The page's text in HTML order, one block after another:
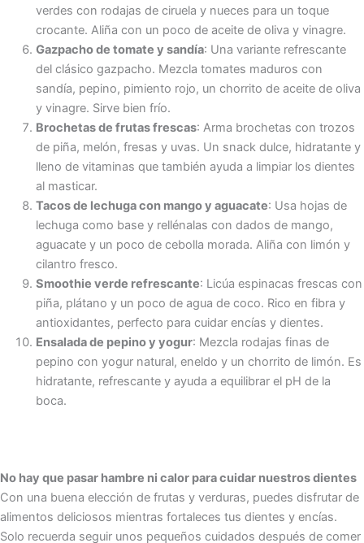
verdes con rodajas de ciruela y nueces para un toque
crocante. Aliña con un poco de aceite de oliva y vinagre.
Gazpacho de tomate y sandía: Una variante refrescante
del clásico gazpacho. Mezcla tomates maduros con
sandía, pepino, pimiento rojo, un chorrito de aceite de oliva
y vinagre. Sirve bien frío.
Brochetas de frutas frescas: Arma brochetas con trozos
de piña, melón, fresas y uvas. Un snack dulce, hidratante y
lleno de vitaminas que también ayuda a limpiar los dientes
al masticar.
Tacos de lechuga con mango y aguacate: Usa hojas de
lechuga como base y rellénalas con dados de mango,
aguacate y un poco de cebolla morada. Aliña con limón y
cilantro fresco.
Smoothie verde refrescante: Licúa espinacas frescas con
piña, plátano y un poco de agua de coco. Rico en fibra y
antioxidantes, perfecto para cuidar encías y dientes.
Ensalada de pepino y yogur: Mezcla rodajas finas de
pepino con yogur natural, eneldo y un chorrito de limón. Es
hidratante, refrescante y ayuda a equilibrar el pH de la
boca.
No hay que pasar hambre ni calor para cuidar nuestros dientes
Con una buena elección de frutas y verduras, puedes disfrutar de
alimentos deliciosos mientras fortaleces tus dientes y encías.
Solo recuerda seguir unos pequeños cuidados después de comer